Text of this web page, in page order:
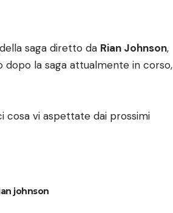
saga diretto da Rian Johnson,
la saga attualmente in corso,
cosa vi aspettate dai prossimi
johnson